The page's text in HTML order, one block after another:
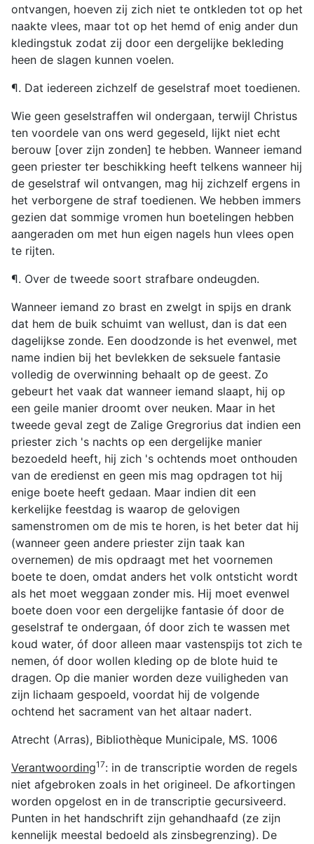
ontvangen, hoeven zij zich niet te ontkleden tot op het
naakte vlees, maar tot op het hemd of enig ander dun
kledingstuk zodat zij door een dergelijke bekleding
heen de slagen kunnen voelen.
¶. Dat iedereen zichzelf de geselstraf moet toedienen.
Wie geen geselstraffen wil ondergaan, terwijl Christus
ten voordele van ons werd gegeseld, lijkt niet echt
berouw [over zijn zonden] te hebben. Wanneer iemand
geen priester ter beschikking heeft telkens wanneer hij
de geselstraf wil ontvangen, mag hij zichzelf ergens in
het verborgene de straf toedienen. We hebben immers
gezien dat sommige vromen hun boetelingen hebben
aangeraden om met hun eigen nagels hun vlees open
te rijten.
¶. Over de tweede soort strafbare ondeugden.
Wanneer iemand zo brast en zwelgt in spijs en drank
dat hem de buik schuimt van wellust, dan is dat een
dagelijkse zonde. Een doodzonde is het evenwel, met
name indien bij het bevlekken de seksuele fantasie
volledig de overwinning behaalt op de geest. Zo
gebeurt het vaak dat wanneer iemand slaapt, hij op
een geile manier droomt over neuken. Maar in het
tweede geval zegt de Zalige Gregrorius dat indien een
priester zich 's nachts op een dergelijke manier
bezoedeld heeft, hij zich 's ochtends moet onthouden
van de eredienst en geen mis mag opdragen tot hij
enige boete heeft gedaan. Maar indien dit een
kerkelijke feestdag is waarop de gelovigen
samenstromen om de mis te horen, is het beter dat hij
(wanneer geen andere priester zijn taak kan
overnemen) de mis opdraagt met het voornemen
boete te doen, omdat anders het volk ontsticht wordt
als het moet weggaan zonder mis. Hij moet evenwel
boete doen voor een dergelijke fantasie óf door de
geselstraf te ondergaan, óf door zich te wassen met
koud water, óf door alleen maar vastenspijs tot zich te
nemen, óf door wollen kleding op de blote huid te
dragen. Op die manier worden deze vuiligheden van
zijn lichaam gespoeld, voordat hij de volgende
ochtend het sacrament van het altaar nadert.
Atrecht (Arras), Bibliothèque Municipale, MS. 1006
Verantwoording17: in de transcriptie worden de regels
niet afgebroken zoals in het origineel. De afkortingen
worden opgelost en in de transcriptie gecursiveerd.
Punten in het handschrift zijn gehandhaafd (ze zijn
kennelijk meestal bedoeld als zinsbegrenzing). De